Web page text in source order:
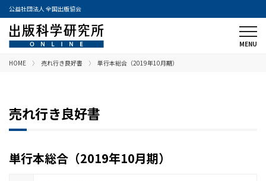
公益社団法人 全国出版協会
HOME 売れ行き良好書 単行本総合（2019年10月期）
売れ行き良好書
単行本総合（2019年10月期）